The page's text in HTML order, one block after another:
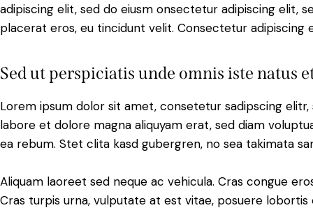
adipiscing elit, sed do eiusm onsectetur adipiscing elit,
placerat eros, eu tincidunt velit. Consectetur adipiscing
Sed ut perspiciatis unde omnis iste natus
Lorem ipsum dolor sit amet, consetetur sadipscing
labore et dolore magna aliquyam erat, sed diam
ea rebum. Stet clita kasd gubergren, no sea takimata
Aliquam laoreet sed neque ac vehicula. Cras congue
Cras turpis urna, vulputate at est vitae, posuere lobortis